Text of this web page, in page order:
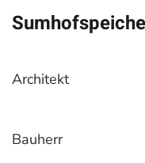
Architekt
Bauherr